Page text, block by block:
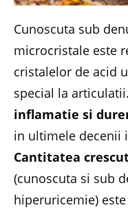
Cunoscuta sub
microcristale este
cristalelor de acid
special la
inflamatie si
in ultimele decenii
Cantitatea
(cunoscuta si sub
hiperuricemie)